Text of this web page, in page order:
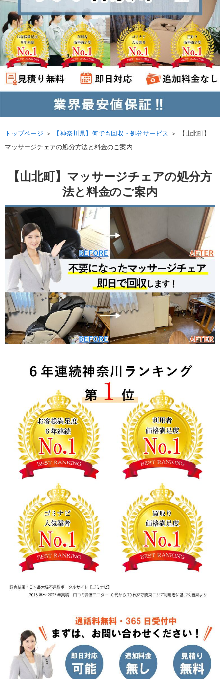
トップページ ＞ 【神奈川県】何でも回収・処分サービス ＞
【山北町】
マッサージチェアの処分方法と料金のご案内
【山北町】マッサージチェアの処分方
法と料金のご案内